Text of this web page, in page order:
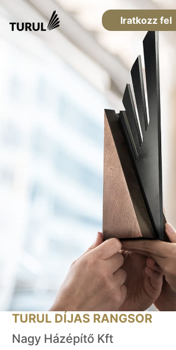
Iratkozz fel
TURUL DÍJAS RANGSOR
Nagy Házépítő Kft